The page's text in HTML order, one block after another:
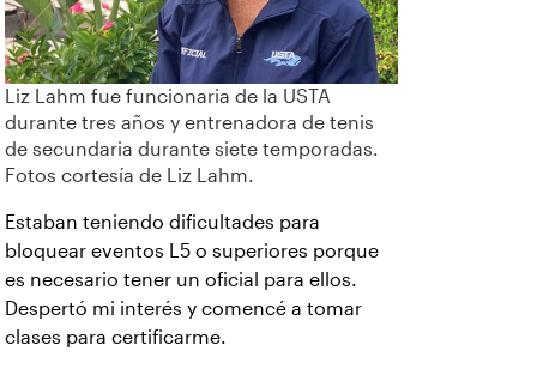
Liz Lahm fue funcionaria de la USTA
durante tres años y entrenadora de tenis
de secundaria durante siete temporadas.
Fotos cortesía de Liz Lahm.
Estaban teniendo dificultades para
bloquear eventos L5 o superiores porque
es necesario tener un oficial para ellos.
Despertó mi interés y comencé a tomar
clases para certificarme.